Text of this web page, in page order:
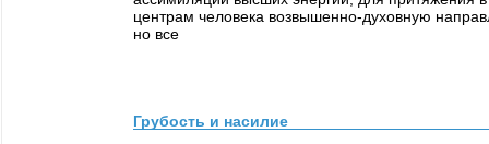
центрам человека возвышенно-духовную
но все
Грубость и насилие